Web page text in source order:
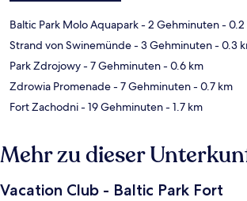
Baltic Park Molo Aquapark- 2 Gehminuten- 0.2
Strand von Swinemünde- 3 Gehminuten- 0.3
Park Zdrojowy- 7 Gehminuten- 0.6 km
Zdrowia Promenade- 7 Gehminuten- 0.7 km
Fort Zachodni- 19 Gehminuten- 1.7 km
Mehr zu dieser
Vacation Club - Baltic Park Fort